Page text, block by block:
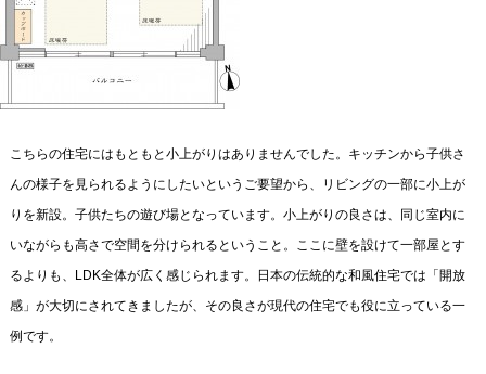
こちらの住宅にはもともと小上がりはありませんでした。キッチンから子供さ
んの様子を見られるようにしたいというご要望から、リビングの一部に小上が
りを新設。子供たちの遊び場となっています。小上がりの良さは、同じ室内に
いながらも高さで空間を分けられるということ。ここに壁を設けて一部屋とす
るよりも、LDK全体が広く感じられます。日本の伝統的な和風住宅では「開放
感」が大切にされてきましたが、その良さが現代の住宅でも役に立っている一
例です。